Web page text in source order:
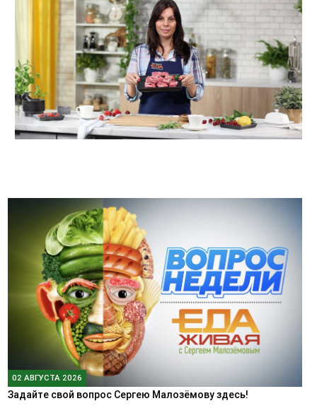
02 АВГУСТА 2026
Задайте свой вопрос Сергею Малозёмову здесь!